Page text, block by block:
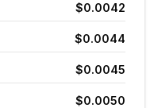
$0.0042
$0.0044
$0.0045
$0.0050